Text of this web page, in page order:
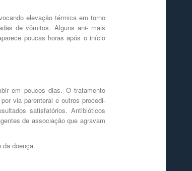
elevação térmica em torno
de vômitos. Alguns ani- mais
poucas horas após o início
em poucos dias. O tratamento
via parenteral e outros procedi-
satisfatórios. Antibióticos
de associação que agravam
da doença.